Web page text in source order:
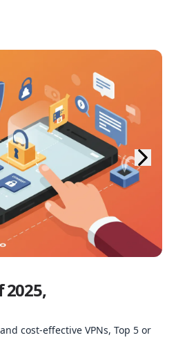
2025,
cost-effective VPNs, Top 5 or